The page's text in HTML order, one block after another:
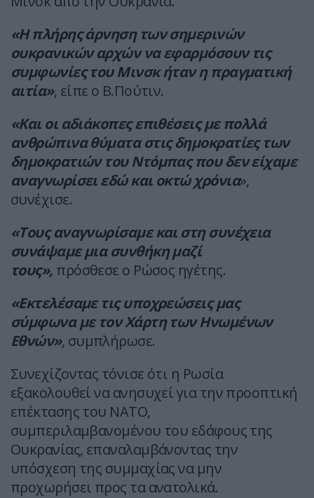
«Η πλήρης άρνηση των σημερινών
ουκρανικών αρχών να εφαρμόσουν τις
συμφωνίες του Μινσκ ήταν η πραγματική
αιτία», είπε ο Β.Πούτιν.
«Και οι αδιάκοπες επιθέσεις με πολλά
ανθρώπινα θύματα στις δημοκρατίες των
δημοκρατιών του Ντόμπας που δεν είχαμε
αναγνωρίσει εδώ και οκτώ χρόνια»,
συνέχισε.
«Τους αναγνωρίσαμε και στη συνέχεια
συνάψαμε μια συνθήκη μαζί
τους», πρόσθεσε ο Ρώσος ηγέτης.
«Εκτελέσαμε τις υποχρεώσεις μας
σύμφωνα με τον Χάρτη των Ηνωμένων
Εθνών», συμπλήρωσε.
Συνεχίζοντας τόνισε ότι η Ρωσία
εξακολουθεί να ανησυχεί για την προοπτική
επέκτασης του ΝΑΤΟ,
συμπεριλαμβανομένου του εδάφους της
Ουκρανίας, επαναλαμβάνοντας την
υπόσχεση της συμμαχίας να μην
προχωρήσει προς τα ανατολικά.